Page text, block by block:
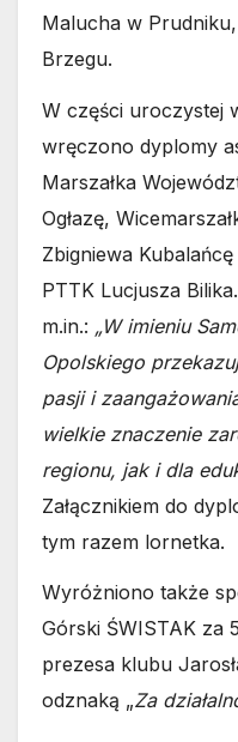
Malucha w
Brzegu.
W części uroczystej
wręczono dyplomy
Marszałka
Ogłazę,
Zbigniewa
PTTK Lucjusza
m.in.: „W imieniu
Opolskiego
pasji i
wielkie znaczenie
regionu, jak i dla
Załącznikiem do
tym razem lornetka.
Wyróżniono także
Górski ŚWISTAK za
prezesa klubu
odznaką „Za